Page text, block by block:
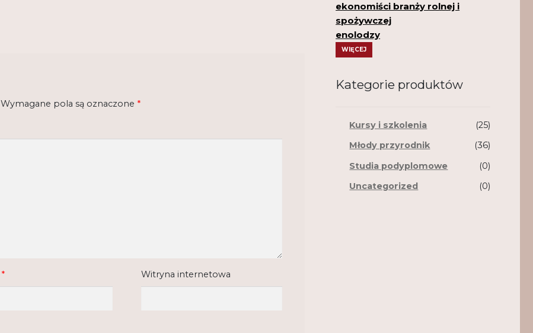
Wymagane pola są oznaczone *
* Witryna internetowa
ekonomiści branży rolnej i
spożywczej
enolodzy
WIĘCEJ
Kategorie produktów
Kursy i szkolenia
(25)
Młody przyrodnik
(36)
Studia podyplomowe
(0)
Uncategorized
(0)